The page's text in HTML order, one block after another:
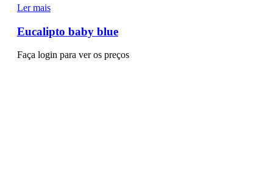
Ler mais
Eucalipto baby blue
Faça login para ver os preços